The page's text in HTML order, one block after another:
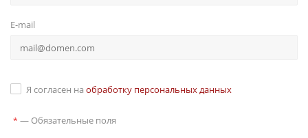
E-mail
Я согласен на обработку персональных данных
* — Обязательные поля